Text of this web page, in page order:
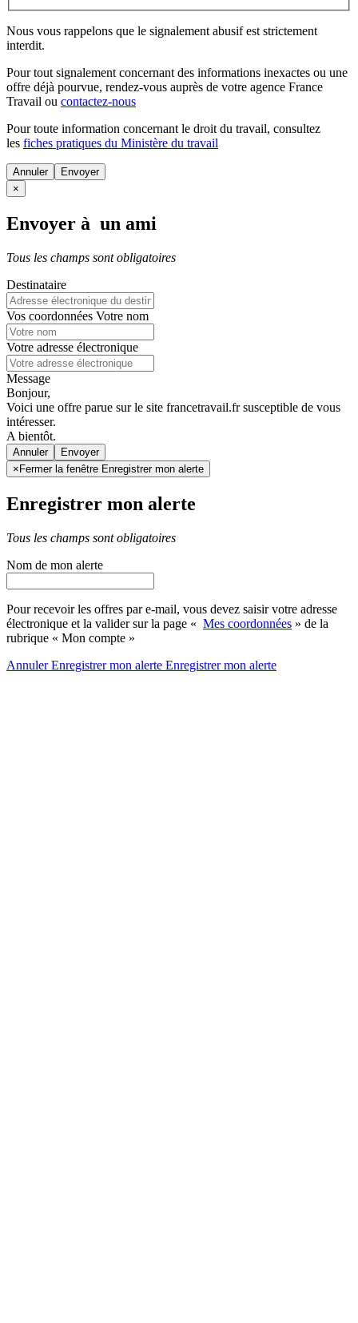
Nous vous rappelons que le signalement abusif est strictement
interdit.
Pour tout signalement concernant des informations inexactes ou une
offre déjà pourvue, rendez-vous auprès de votre agence France
Travail ou contactez-nous
Pour toute information concernant le droit du travail, consultez
les fiches pratiques du Ministère du travail
Annuler
×
Envoyer à un ami
Tous les champs sont obligatoires
Destinataire
Vos coordonnées Votre nom
Votre adresse électronique
Message
Bonjour,
Voici une offre parue sur le site francetravail.fr susceptible de vous
intéresser.
A bientôt.
Annuler
× Fermer la fenêtre Enregistrer mon alerte
Enregistrer mon alerte
Tous les champs sont obligatoires
Nom de mon alerte
Pour recevoir les offres par e-mail, vous devez saisir votre adresse
électronique et la valider sur la page « Mes coordonnées » de la
rubrique « Mon compte »
AnnulerEnregistrer mon alerte Enregistrermon alerte